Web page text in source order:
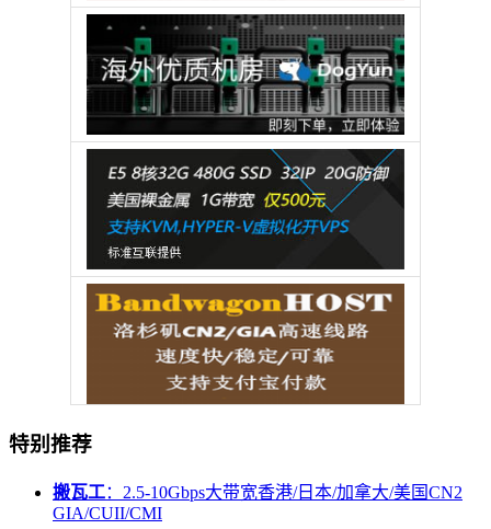
特别推荐
搬瓦工：2.5-10Gbps大带宽香港/日本/加拿大/美国CN2
GIA/CUII/CMI